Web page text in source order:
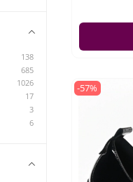
-57%
138
685
1026
17
3
6